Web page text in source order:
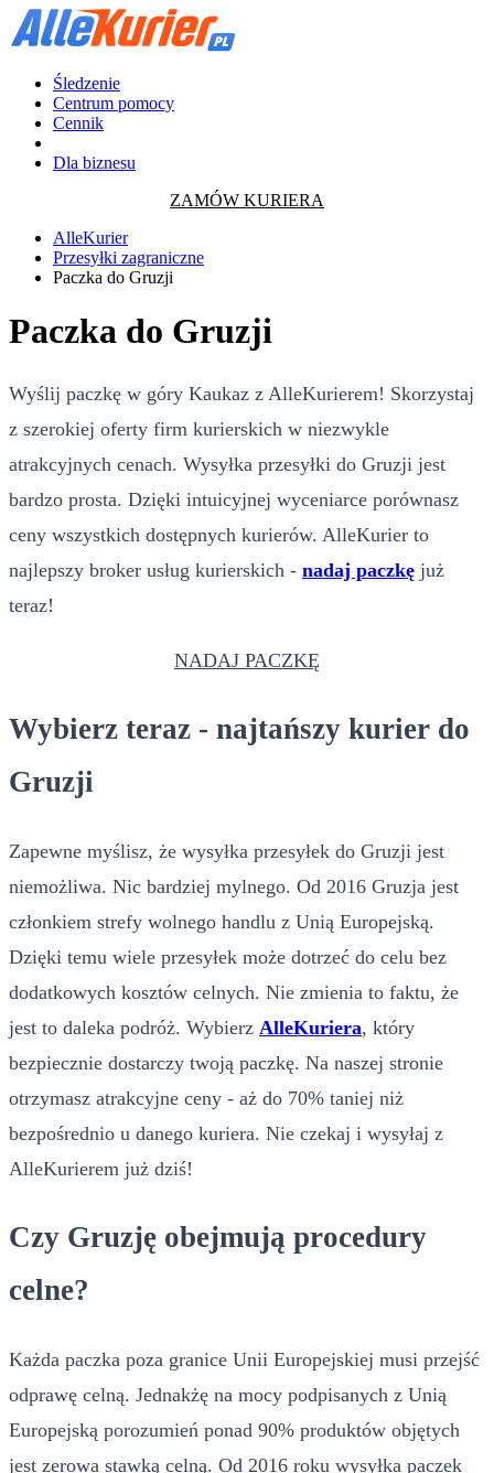
Śledzenie
Centrum pomocy
Cennik
Dla biznesu
ZAMÓW KURIERA
AlleKurier
Przesyłki zagraniczne
Paczka do Gruzji
Paczka do Gruzji
Wyślij paczkę w góry Kaukaz z AlleKurierem! Skorzystaj
z szerokiej oferty firm kurierskich w niezwykle
atrakcyjnych cenach. Wysyłka przesyłki do Gruzji jest
bardzo prosta. Dzięki intuicyjnej wyceniarce porównasz
ceny wszystkich dostępnych kurierów. AlleKurier to
najlepszy broker usług kurierskich - nadaj paczkę już
teraz!
NADAJ PACZKĘ
Wybierz teraz - najtańszy kurier do
Gruzji
Zapewne myślisz, że wysyłka przesyłek do Gruzji jest
niemożliwa. Nic bardziej mylnego. Od 2016 Gruzja jest
członkiem strefy wolnego handlu z Unią Europejską.
Dzięki temu wiele przesyłek może dotrzeć do celu bez
dodatkowych kosztów celnych. Nie zmienia to faktu, że
jest to daleka podróż. Wybierz AlleKuriera, który
bezpiecznie dostarczy twoją paczkę. Na naszej stronie
otrzymasz atrakcyjne ceny - aż do 70% taniej niż
bezpośrednio u danego kuriera. Nie czekaj i wysyłaj z
AlleKurierem już dziś!
Czy Gruzję obejmują procedury
celne?
Każda paczka poza granice Unii Europejskiej musi przejść
odprawę celną. Jednakżę na mocy podpisanych z Unią
Europejską porozumień ponad 90% produktów objętych
jest zerowa stawką celną. Od 2016 roku wysyłka paczek